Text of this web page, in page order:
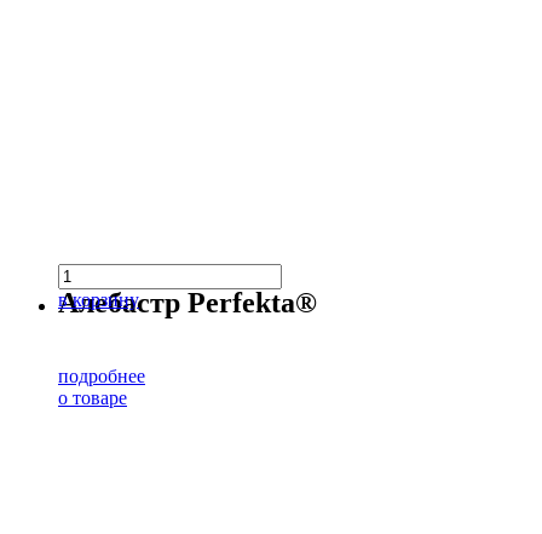
в корзину
Алебастр Perfekta®
подробнее
о товаре